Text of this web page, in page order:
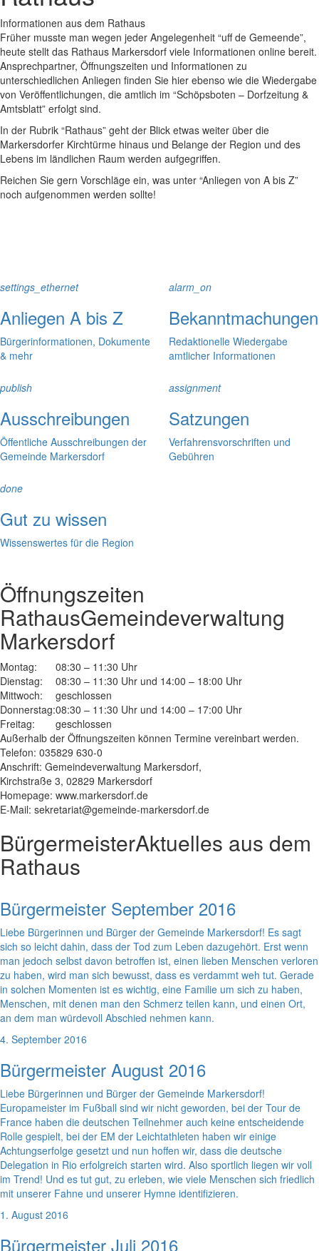
Informationen aus dem Rathaus
Früher musste man wegen jeder Angelegenheit “uff de Gemeende”,
heute stellt das Rathaus Markersdorf viele Informationen online bereit.
Ansprechpartner, Öffnungszeiten und Informationen zu
unterschiedlichen Anliegen finden Sie hier ebenso wie die Wiedergabe
von Veröffentlichungen, die amtlich im “Schöpsboten – Dorfzeitung &
Amtsblatt” erfolgt sind.
In der Rubrik “Rathaus” geht der Blick etwas weiter über die
Markersdorfer Kirchtürme hinaus und Belange der Region und des
Lebens im ländlichen Raum werden aufgegriffen.
Reichen Sie gern Vorschläge ein, was unter “Anliegen von A bis Z”
noch aufgenommen werden sollte!
settings_ethernet
Anliegen A bis Z
Bürgerinformationen, Dokumente
& mehr
alarm_on
Bekanntmachungen
Redaktionelle Wiedergabe
amtlicher Informationen
publish
Ausschreibungen
Öffentliche Ausschreibungen der
Gemeinde Markersdorf
assignment
Satzungen
Verfahrensvorschriften und
Gebühren
done
Gut zu wissen
Wissenswertes für die Region
Öffnungszeiten
RathausGemeindeverwaltung
Markersdorf
Montag:
08:30 – 11:30 Uhr
Dienstag:
08:30 – 11:30 Uhr und 14:00 – 18:00 Uhr
Mittwoch:
geschlossen
Donnerstag:08:30 – 11:30 Uhr und 14:00 – 17:00 Uhr
Freitag:
geschlossen
Außerhalb der Öffnungszeiten können Termine vereinbart werden.
Telefon: 035829 630-0
Anschrift: Gemeindeverwaltung Markersdorf,
Kirchstraße 3, 02829 Markersdorf
Homepage: www.markersdorf.de
E-Mail: sekretariat@gemeinde-markersdorf.de
BürgermeisterAktuelles aus dem
Rathaus
Bürgermeister September 2016
Liebe Bürgerinnen und Bürger der Gemeinde Markersdorf! Es sagt
sich so leicht dahin, dass der Tod zum Leben dazugehört. Erst wenn
man jedoch selbst davon betroffen ist, einen lieben Menschen verloren
zu haben, wird man sich bewusst, dass es verdammt weh tut. Gerade
in solchen Momenten ist es wichtig, eine Familie um sich zu haben,
Menschen, mit denen man den Schmerz teilen kann, und einen Ort,
an dem man würdevoll Abschied nehmen kann.
4. September 2016
Bürgermeister August 2016
Liebe Bürgerinnen und Bürger der Gemeinde Markersdorf!
Europameister im Fußball sind wir nicht geworden, bei der Tour de
France haben die deutschen Teilnehmer auch keine entscheidende
Rolle gespielt, bei der EM der Leichtathleten haben wir einige
Achtungserfolge gesetzt und nun hoffen wir, dass die deutsche
Delegation in Rio erfolgreich starten wird. Also sportlich liegen wir voll
im Trend! Und es tut gut, zu erleben, wie viele Menschen sich friedlich
mit unserer Fahne und unserer Hymne identifizieren.
1. August 2016
Bürgermeister Juli 2016